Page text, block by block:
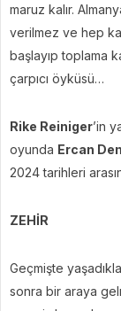
maruz kalır.
verilmez ve hep
başlayıp toplama
çarpıcı öyküsü…
Rike Reiniger’in
oyunda Ercan
2024 tarihleri
ZEHİR
Geçmişte
sonra bir araya